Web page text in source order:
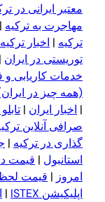
معتبر ایرانی در
مهاجرت به ترکیه |
ترکیه | اخبار ترکیه
توریستی در ایران |
خدمات کاریابی
(همه چیز در
| اخبار ایران |
صرافی آنلاین
گذاری در ترکیه |
استانبول | قیمت
امروز | قیمت
اپلیکیشن ISTEX
|